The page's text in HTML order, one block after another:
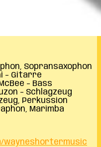
Sopransaxophon
– Gitarre
– Bass
– Schlagzeug
Perkussion
Marimba
wayneshortermusic